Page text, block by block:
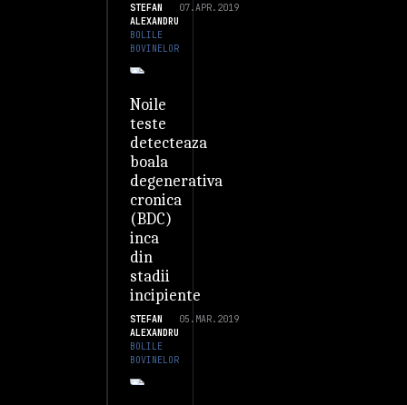
STEFAN
ALEXANDRU
07.APR.2019
BOLILE
BOVINELOR
Noile
teste
detecteaza
boala
degenerativa
cronica
(BDC)
inca
din
stadii
incipiente
STEFAN
ALEXANDRU
05.MAR.2019
BOLILE
BOVINELOR